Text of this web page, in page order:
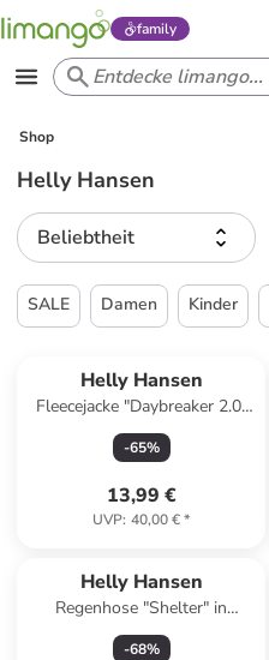
family
Shop
Helly Hansen
Beliebtheit
SALE Damen Kinder
Helly Hansen
Fleecejacke "Daybreaker 2.0"
in Dunkelblau
-65%
13,99 €
UVP: 40,00 €*
Helly Hansen
Regenhose "Shelter" in
Schwarz
-68%